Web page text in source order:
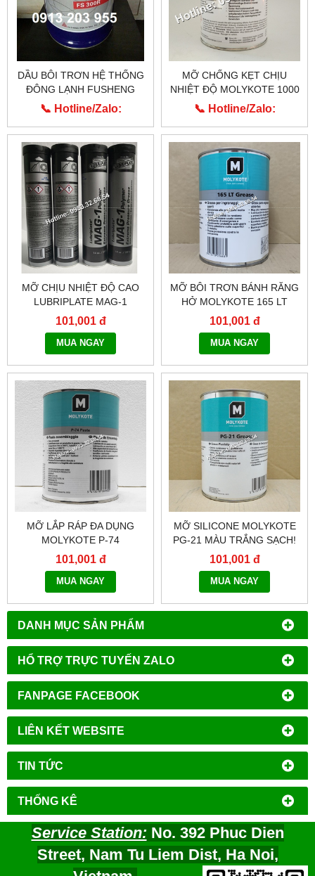
DANH MỤC SẢN PHẨM
HỔ TRỢ TRỰC TUYẾN ZALO
FANPAGE FACEBOOK
LIÊN KẾT WEBSITE
TIN TỨC
THỐNG KÊ
DẦU BÔI TRƠN HỆ THỐNG
ĐÔNG LẠNH FUSHENG
FS300R
📞 Hotline/Zalo:
0913.203.955
MỠ CHỐNG KẸT CHỊU
NHIỆT ĐỘ MOLYKOTE 1000
PASTE CỦA HÃNG DUPONT
📞 Hotline/Zalo:
0913.203.955
MỠ CHỊU NHIỆT ĐỘ CAO
LUBRIPLATE MAG-1
101,001 đ
MUA NGAY
MỠ BÔI TRƠN BÁNH RĂNG
HỞ MOLYKOTE 165 LT
101,001 đ
MUA NGAY
MỠ LẮP RÁP ĐA DỤNG
MOLYKOTE P-74
101,001 đ
MUA NGAY
MỠ SILICONE MOLYKOTE
PG-21 MÀU TRẮNG SẠCH!
101,001 đ
MUA NGAY
Service Station:No. 392 Phuc Dien
Street, Nam Tu Liem Dist, Ha Noi,